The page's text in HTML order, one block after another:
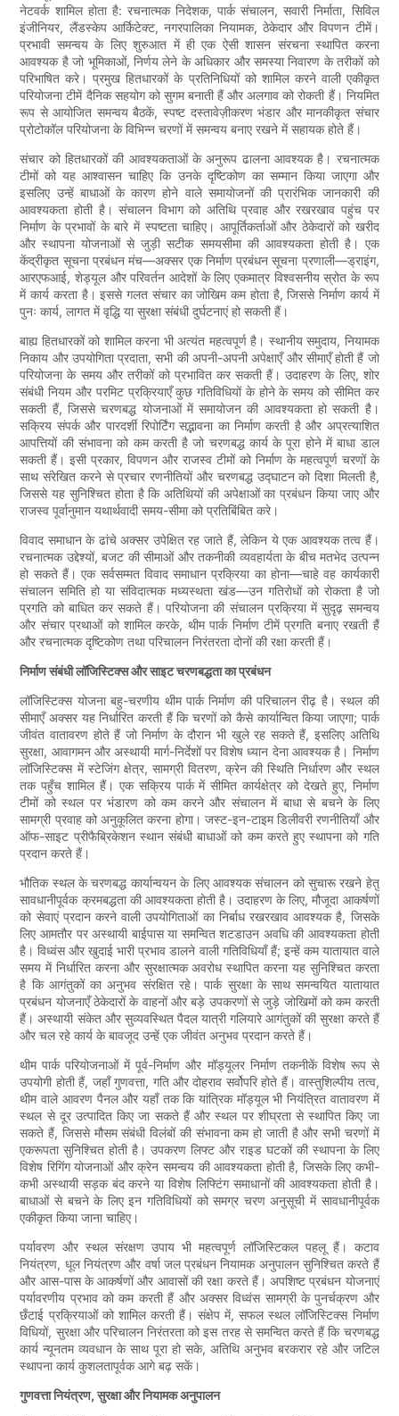
नेटवर्क शामिल होता है: रचनात्मक निदेशक, पार्क संचालन, सवारी निर्माता, सिविल
इंजीनियर, लैंडस्केप आर्किटेक्ट, नगरपालिका नियामक, ठेकेदार और विपणन टीमें।
प्रभावी समन्वय के लिए शुरुआत में ही एक ऐसी शासन संरचना स्थापित करना
आवश्यक है जो भूमिकाओं, निर्णय लेने के अधिकार और समस्या निवारण के तरीकों को
परिभाषित करे। प्रमुख हितधारकों के प्रतिनिधियों को शामिल करने वाली एकीकृत
परियोजना टीमें दैनिक सहयोग को सुगम बनाती हैं और अलगाव को रोकती हैं। नियमित
रूप से आयोजित समन्वय बैठकें, स्पष्ट दस्तावेज़ीकरण भंडार और मानकीकृत संचार
प्रोटोकॉल परियोजना के विभिन्न चरणों में समन्वय बनाए रखने में सहायक होते हैं।
संचार को हितधारकों की आवश्यकताओं के अनुरूप ढालना आवश्यक है। रचनात्मक
टीमों को यह आश्वासन चाहिए कि उनके दृष्टिकोण का सम्मान किया जाएगा और
इसलिए उन्हें बाधाओं के कारण होने वाले समायोजनों की प्रारंभिक जानकारी की
आवश्यकता होती है। संचालन विभाग को अतिथि प्रवाह और रखरखाव पहुंच पर
निर्माण के प्रभावों के बारे में स्पष्टता चाहिए। आपूर्तिकर्ताओं और ठेकेदारों को खरीद
और स्थापना योजनाओं से जुड़ी सटीक समयसीमा की आवश्यकता होती है। एक
केंद्रीकृत सूचना प्रबंधन मंच—अक्सर एक निर्माण प्रबंधन सूचना प्रणाली—ड्राइंग,
आरएफआई, शेड्यूल और परिवर्तन आदेशों के लिए एकमात्र विश्वसनीय स्रोत के रूप
में कार्य करता है। इससे गलत संचार का जोखिम कम होता है, जिससे निर्माण कार्य में
पुनः कार्य, लागत में वृद्धि या सुरक्षा संबंधी दुर्घटनाएं हो सकती हैं।
बाह्य हितधारकों को शामिल करना भी अत्यंत महत्वपूर्ण है। स्थानीय समुदाय, नियामक
निकाय और उपयोगिता प्रदाता, सभी की अपनी-अपनी अपेक्षाएँ और सीमाएँ होती हैं जो
परियोजना के समय और तरीकों को प्रभावित कर सकती हैं। उदाहरण के लिए, शोर
संबंधी नियम और परमिट प्रक्रियाएँ कुछ गतिविधियों के होने के समय को सीमित कर
सकती हैं, जिससे चरणबद्ध योजनाओं में समायोजन की आवश्यकता हो सकती है।
सक्रिय संपर्क और पारदर्शी रिपोर्टिंग सद्भावना का निर्माण करती है और अप्रत्याशित
आपत्तियों की संभावना को कम करती है जो चरणबद्ध कार्य के पूरा होने में बाधा डाल
सकती हैं। इसी प्रकार, विपणन और राजस्व टीमों को निर्माण के महत्वपूर्ण चरणों के
साथ संरेखित करने से प्रचार रणनीतियों और चरणबद्ध उद्घाटन को दिशा मिलती है,
जिससे यह सुनिश्चित होता है कि अतिथियों की अपेक्षाओं का प्रबंधन किया जाए और
राजस्व पूर्वानुमान यथार्थवादी समय-सीमा को प्रतिबिंबित करे।
विवाद समाधान के ढांचे अक्सर उपेक्षित रह जाते हैं, लेकिन ये एक आवश्यक तत्व हैं।
रचनात्मक उद्देश्यों, बजट की सीमाओं और तकनीकी व्यवहार्यता के बीच मतभेद उत्पन्न
हो सकते हैं। एक सर्वसम्मत विवाद समाधान प्रक्रिया का होना—चाहे वह कार्यकारी
संचालन समिति हो या संविदात्मक मध्यस्थता खंड—उन गतिरोधों को रोकता है जो
प्रगति को बाधित कर सकते हैं। परियोजना की संचालन प्रक्रिया में सुदृढ़ समन्वय
और संचार प्रथाओं को शामिल करके, थीम पार्क निर्माण टीमें प्रगति बनाए रखती हैं
और रचनात्मक दृष्टिकोण तथा परिचालन निरंतरता दोनों की रक्षा करती हैं।
निर्माण संबंधी लॉजिस्टिक्स और साइट चरणबद्धता का प्रबंधन
लॉजिस्टिक्स योजना बहु-चरणीय थीम पार्क निर्माण की परिचालन रीढ़ है। स्थल की
सीमाएँ अक्सर यह निर्धारित करती हैं कि चरणों को कैसे कार्यान्वित किया जाएगा; पार्क
जीवंत वातावरण होते हैं जो निर्माण के दौरान भी खुले रह सकते हैं, इसलिए अतिथि
सुरक्षा, आवागमन और अस्थायी मार्ग-निर्देशों पर विशेष ध्यान देना आवश्यक है। निर्माण
लॉजिस्टिक्स में स्टेजिंग क्षेत्र, सामग्री वितरण, क्रेन की स्थिति निर्धारण और स्थल
तक पहुँच शामिल हैं। एक सक्रिय पार्क में सीमित कार्यक्षेत्र को देखते हुए, निर्माण
टीमों को स्थल पर भंडारण को कम करने और संचालन में बाधा से बचने के लिए
सामग्री प्रवाह को अनुकूलित करना होगा। जस्ट-इन-टाइम डिलीवरी रणनीतियाँ और
ऑफ-साइट प्रीफैब्रिकेशन स्थान संबंधी बाधाओं को कम करते हुए स्थापना को गति
प्रदान करते हैं।
भौतिक स्थल के चरणबद्ध कार्यान्वयन के लिए आवश्यक संचालन को सुचारू रखने हेतु
सावधानीपूर्वक क्रमबद्धता की आवश्यकता होती है। उदाहरण के लिए, मौजूदा आकर्षणों
को सेवाएं प्रदान करने वाली उपयोगिताओं का निर्बाध रखरखाव आवश्यक है, जिसके
लिए आमतौर पर अस्थायी बाईपास या समन्वित शटडाउन अवधि की आवश्यकता होती
है। विध्वंस और खुदाई भारी प्रभाव डालने वाली गतिविधियाँ हैं; इन्हें कम यातायात वाले
समय में निर्धारित करना और सुरक्षात्मक अवरोध स्थापित करना यह सुनिश्चित करता
है कि आगंतुकों का अनुभव संरक्षित रहे। पार्क सुरक्षा के साथ समन्वयित यातायात
प्रबंधन योजनाएँ ठेकेदारों के वाहनों और बड़े उपकरणों से जुड़े जोखिमों को कम करती
हैं। अस्थायी संकेत और सुव्यवस्थित पैदल यात्री गलियारे आगंतुकों की सुरक्षा करते हैं
और चल रहे कार्य के बावजूद उन्हें एक जीवंत अनुभव प्रदान करते हैं।
थीम पार्क परियोजनाओं में पूर्व-निर्माण और मॉड्यूलर निर्माण तकनीकें विशेष रूप से
उपयोगी होती हैं, जहाँ गुणवत्ता, गति और दोहराव सर्वोपरि होते हैं। वास्तुशिल्पीय तत्व,
थीम वाले आवरण पैनल और यहाँ तक कि यांत्रिक मॉड्यूल भी नियंत्रित वातावरण में
स्थल से दूर उत्पादित किए जा सकते हैं और स्थल पर शीघ्रता से स्थापित किए जा
सकते हैं, जिससे मौसम संबंधी विलंबों की संभावना कम हो जाती है और सभी चरणों में
एकरूपता सुनिश्चित होती है। उपकरण लिफ्ट और राइड घटकों की स्थापना के लिए
विशेष रिगिंग योजनाओं और क्रेन समन्वय की आवश्यकता होती है, जिसके लिए कभी-
कभी अस्थायी सड़क बंद करने या विशेष लिफ्टिंग समाधानों की आवश्यकता होती है।
बाधाओं से बचने के लिए इन गतिविधियों को समग्र चरण अनुसूची में सावधानीपूर्वक
एकीकृत किया जाना चाहिए।
पर्यावरण और स्थल संरक्षण उपाय भी महत्वपूर्ण लॉजिस्टिकल पहलू हैं। कटाव
नियंत्रण, धूल नियंत्रण और वर्षा जल प्रबंधन नियामक अनुपालन सुनिश्चित करते हैं
और आस-पास के आकर्षणों और आवासों की रक्षा करते हैं। अपशिष्ट प्रबंधन योजनाएं
पर्यावरणीय प्रभाव को कम करती हैं और अक्सर विध्वंस सामग्री के पुनर्चक्रण और
छँटाई प्रक्रियाओं को शामिल करती हैं। संक्षेप में, सफल स्थल लॉजिस्टिक्स निर्माण
विधियों, सुरक्षा और परिचालन निरंतरता को इस तरह से समन्वित करते हैं कि चरणबद्ध
कार्य न्यूनतम व्यवधान के साथ पूरा हो सके, अतिथि अनुभव बरकरार रहे और जटिल
स्थापना कार्य कुशलतापूर्वक आगे बढ़ सकें।
गुणवत्ता नियंत्रण, सुरक्षा और नियामक अनुपालन